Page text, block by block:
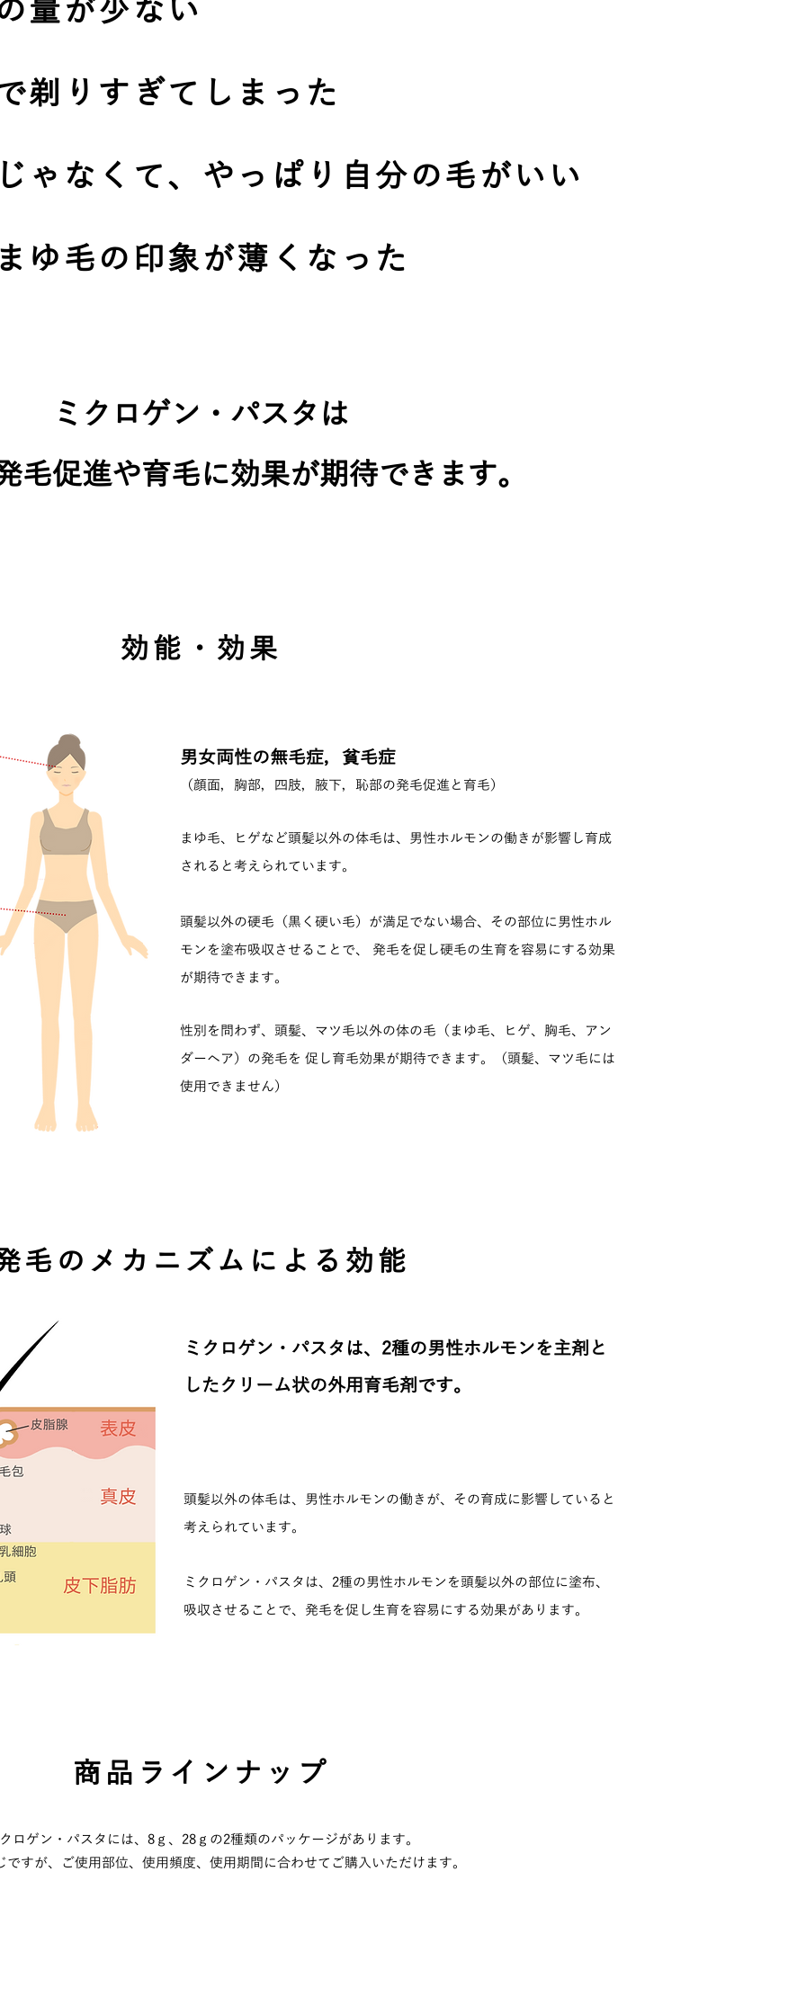
量が少ない
剃りすぎてしまった
ゃなくて、やっぱり自分の毛がいい
ゆ毛の印象が薄くなった
ミクロゲン・パスタは
毛促進や育毛に効果が期待できます。
効能・効果
男女両性の無毛症，貧毛症
（顔面，胸部，四肢，腋下，恥部の発毛促進と育毛）
まゆ毛、ヒゲなど頭髪以外の体毛は、男性ホルモンの働きが影響し育成
されると考えられています。
頭髪以外の硬毛（黒く硬い毛）が満足でない場合、その部位に男性ホル
モンを塗布吸収させることで、 発毛を促し硬毛の生育を容易にする効果
が期待できます。
性別を問わず、頭髪、マツ毛以外の体の毛（まゆ毛、ヒゲ、胸毛、アン
ダーヘア）の発毛を 促し育毛効果が期待できます。（頭髪、マツ毛には
使用できません）
毛のメカニズムによる効能
ミクロゲン・パスタは、2種の男性ホルモンを主剤と
したクリーム状の外用育毛剤です。
頭髪以外の体毛は、男性ホルモンの働きが、その育成に影響していると
考えられています。
ミクロゲン・パスタは、2種の男性ホルモンを頭髪以外の部位に塗布、
吸収させることで、発毛を促し生育を容易にする効果があります。
商品ラインナップ
ロゲン・パスタには、8ｇ、28ｇの2種類のパッケージがあります。
ですが、ご使用部位、使用頻度、使用期間に合わせてご購入いただけます。